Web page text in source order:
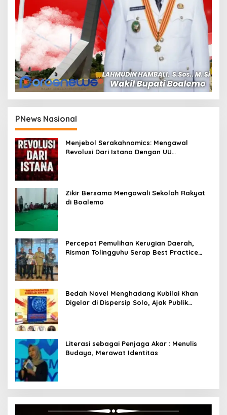
PNews Nasional
Menjebol Serakahnomics: Mengawal
Revolusi Dari Istana Dengan UU
Zikir Bersama Mengawali Sekolah Rakyat
di Boalemo
Percepat Pemulihan Kerugian Daerah,
Risman Tolingguhu Serap Best Practice
Bedah Novel Menghadang Kubilai Khan
Digelar di Dispersip Solo, Ajak Publik
Literasi sebagai Penjaga Akar : Menulis
Budaya, Merawat Identitas